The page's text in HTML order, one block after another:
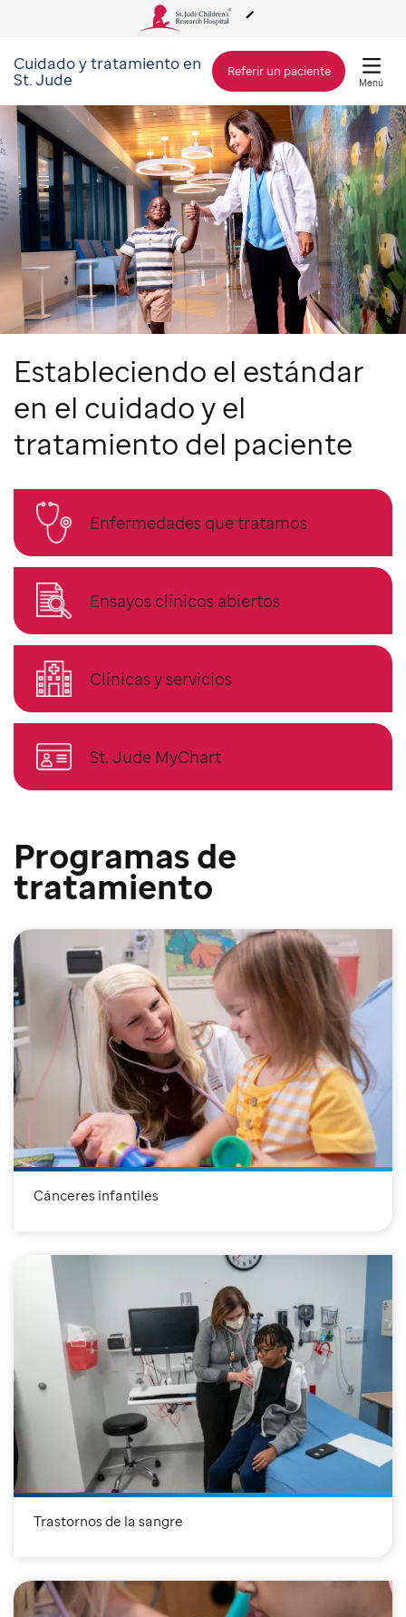
Acerca de St. Jude
Cuidado y tratamiento
Investigación
Alcance Global
Cómo involucrarse
Cómo donar
Cuidado y tratamiento en
St. Jude Referir un paciente
Menú
Estableciendo el estándar
en el cuidado y el
tratamiento del paciente
Enfermedades que tratamos
Ensayos clínicos abiertos
Clínicas y servicios
St. Jude MyChart
Programas de
tratamiento
Cánceres infantiles
Trastornos de la sangre